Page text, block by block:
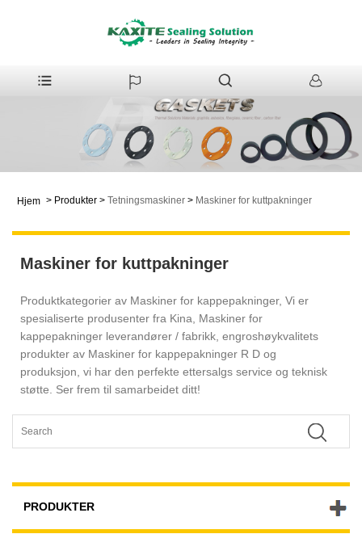
Hjem > Produkter > Tetningsmaskiner > Maskiner for kuttpakninger
Maskiner for kuttpakninger
Produktkategorier av Maskiner for kappepakninger, Vi er
spesialiserte produsenter fra Kina, Maskiner for
kappepakninger leverandører / fabrikk, engroshøykvalitets
produkter av Maskiner for kappepakninger R D og
produksjon, vi har den perfekte ettersalgs service og teknisk
støtte. Ser frem til samarbeidet ditt!
PRODUKTER